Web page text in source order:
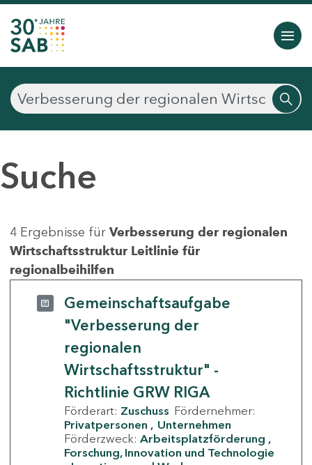
Suche
4 Ergebnisse für Verbesserung der regionalen
Wirtschaftsstruktur Leitlinie für
regionalbeihilfen
Gemeinschaftsaufgabe
"Verbesserung der
regionalen
Wirtschaftsstruktur" -
Richtlinie GRW RIGA
Förderart: Zuschuss Fördernehmer:
Privatpersonen
Unternehmen
Förderzweck: Arbeitsplatzförderung
Forschung, Innovation und Technologie